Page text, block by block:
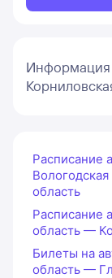
Информация
Расписание
область
Расписание
область —
Билеты на
область —